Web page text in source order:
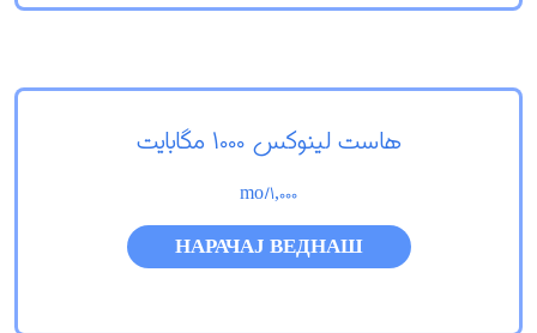
هاست لینوکس 1000 مگابایت
1,000
/mo
НАРАЧАЈ ВЕДНАШ